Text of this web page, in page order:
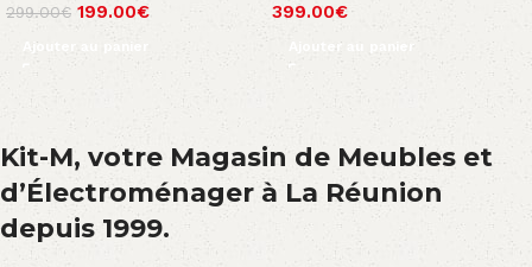
299.00€ 199.00€
Ajouter au panier
399.00€
Ajouter au panier
Kit-M, votre Magasin de Meubles et
d’Électroménager à La Réunion
depuis 1999.